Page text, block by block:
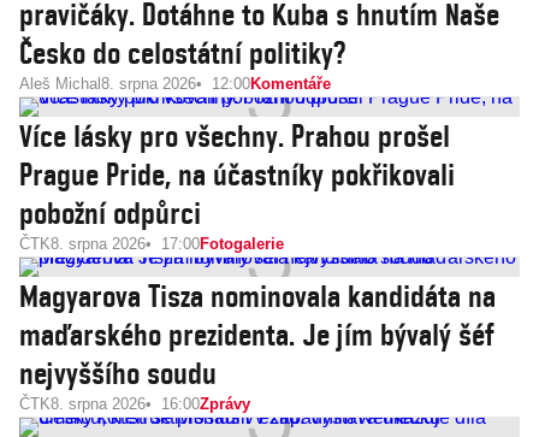
pravičáky. Dotáhne to Kuba s hnutím Naše
Česko do celostátní politiky?
Aleš Michal 8. srpna 2026 12:00Komentáře
Více lásky pro všechny. Prahou prošel
Prague Pride, na účastníky pokřikovali
pobožní odpůrci
ČTK8. srpna 2026 17:00Fotogalerie
Magyarova Tisza nominovala kandidáta na
maďarského prezidenta. Je jím bývalý šéf
nejvyššího soudu
ČTK8. srpna 2026 16:00Zprávy